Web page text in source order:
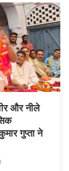
और नीले
गुप्ता ने